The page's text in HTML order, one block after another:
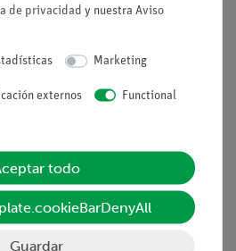
de privacidad y nuestra Aviso
Marketing
externos Functional
todo
Guardar